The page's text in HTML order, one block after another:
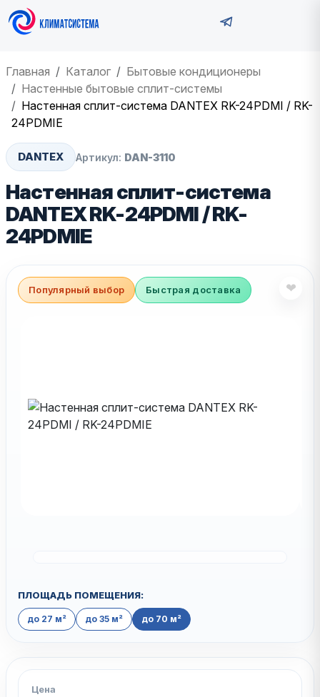
Главная Каталог
Бытовые кондиционеры
Настенные бытовые сплит-системы
Настенная сплит-система DANTEX RK-24PDMI / RK-
24PDMIE
DANTEX Артикул: DAN-3110
Настенная сплит-система
DANTEX RK-24PDMI / RK-
24PDMIE
Популярный выбор Быстрая доставка ❤
ПЛОЩАДЬ ПОМЕЩЕНИЯ:
до 27 м² до 35 м² до 70 м²
Цена